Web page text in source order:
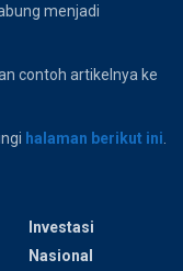
menjadi
contoh artikelnya ke
halaman berikut ini
Investasi
Nasional